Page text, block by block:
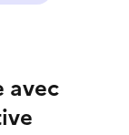
avec